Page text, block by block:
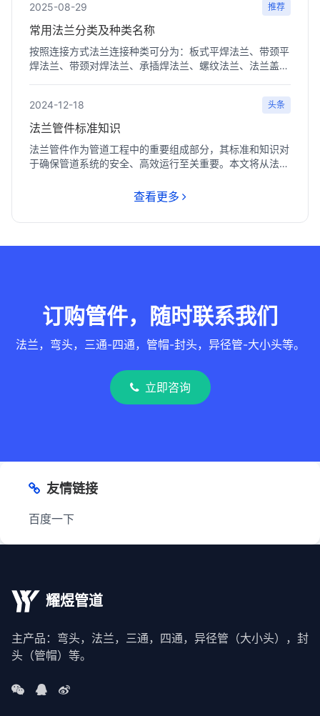
2025-08-29 推荐
常用法兰分类及种类名称
按照连接方式法兰连接种类可分为：板式平焊法兰、带颈平
焊法兰、带颈对焊法兰、承插焊法兰、螺纹法兰、法兰盖、
2024-12-18 头条
法兰管件标准知识
法兰管件作为管道工程中的重要组成部分，其标准和知识对
于确保管道系统的安全、高效运行至关重要。本文将从法兰
查看更多
订购管件，随时联系我们
法兰，弯头，三通-四通，管帽-封头，异径管-大小头等。
立即咨询
友情链接
百度一下
耀煜管道
主产品：弯头，法兰，三通，四通，异径管（大小头），封
头（管帽）等。